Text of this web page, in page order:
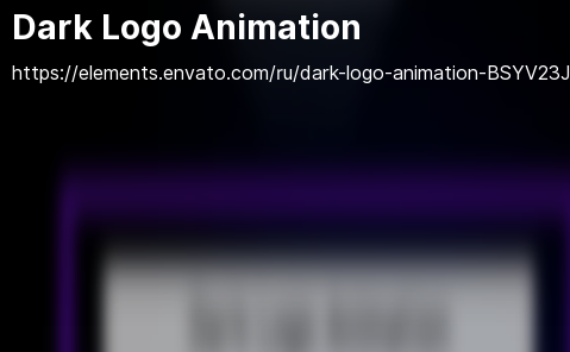
Dark Logo Animation
https://elements.envato.com/ru/dark-logo-animation-BSYV23J